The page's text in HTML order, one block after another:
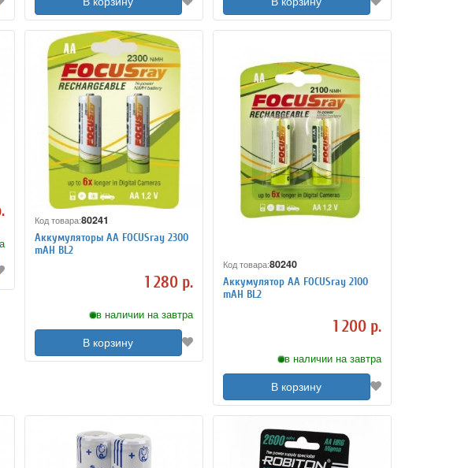
Код товара:80241
Аккумуляторы АА FOCUSray 2300
mAH BL2
1 280 р.
в наличии на завтра
В корзину
Код товара:80240
Аккумулятор АА FOCUSray 2100
mAH BL2
1 200 р.
в наличии на завтра
В корзину